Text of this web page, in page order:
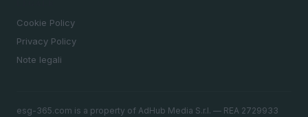
Cookie Policy
Privacy Policy
Note legali
esg-365.com is a property of AdHub Media S.r.l. — REA 2729933